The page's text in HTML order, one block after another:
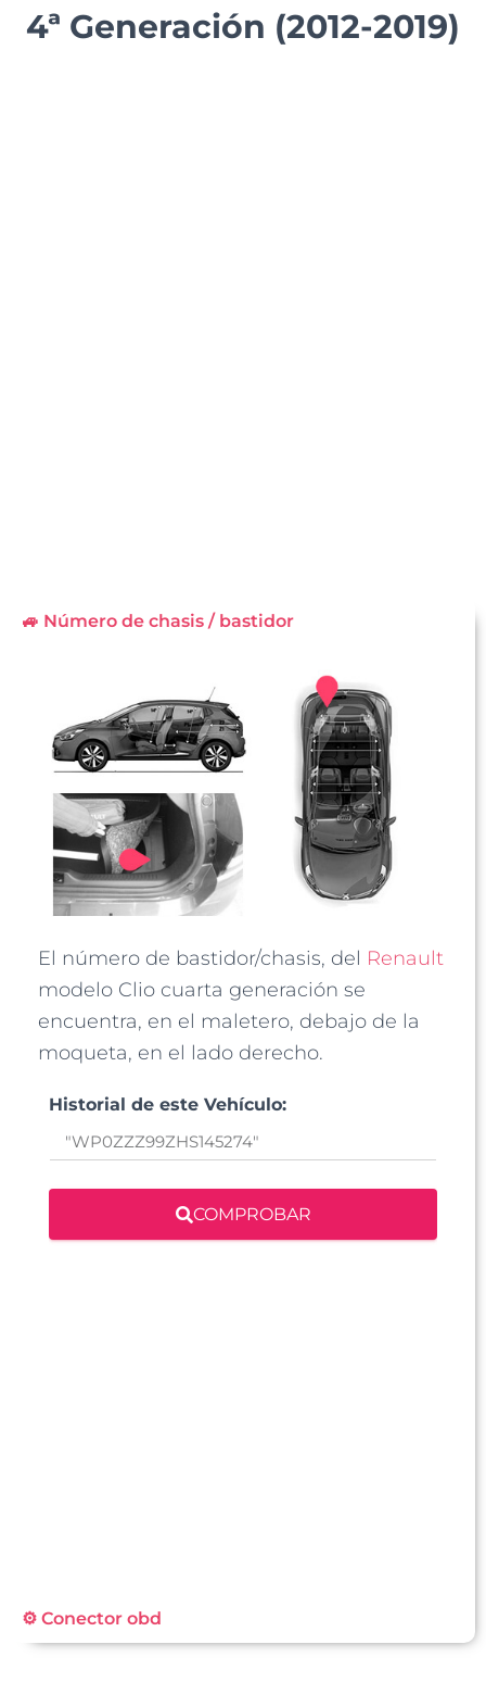
4ª Generación (2012-2019)
🚙 Número de chasis / bastidor
El número de bastidor/chasis, del Renault
modelo Clio cuarta generación se
encuentra, en el maletero, debajo de la
moqueta, en el lado derecho.
Historial de este Vehículo:
COMPROBAR
⚙️ Conector obd